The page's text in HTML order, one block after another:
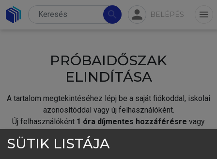
search person BELÉPÉS menu
PRÓBAIDŐSZAK
ELINDÍTÁSA
A tartalom megtekintéséhez lépj be a saját fiókoddal, iskolai
azonosítóddal vagy új felhasználóként.
Új felhasználóként 1 óra díjmentes hozzáférésre vagy
SÜTIK LISTÁJA